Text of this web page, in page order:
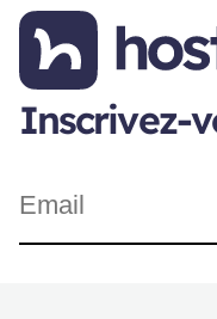
Inscrivez-